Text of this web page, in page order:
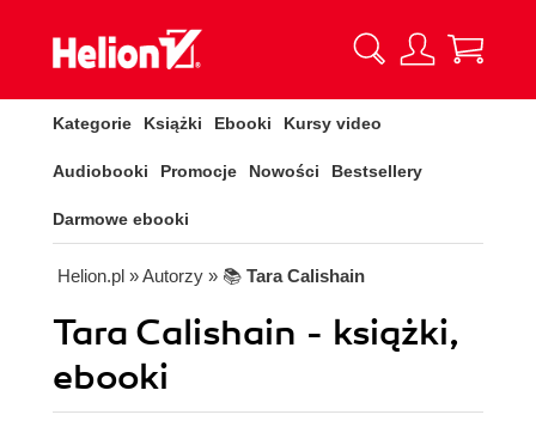
Kategorie Książki Ebooki Kursy video
Audiobooki Promocje Nowości Bestsellery
Darmowe ebooki
Helion.pl » Autorzy » 📚 Tara Calishain
Tara Calishain - książki,
ebooki